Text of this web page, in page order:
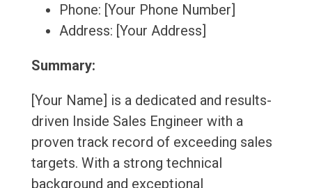
Phone: [Your Phone Number]
Address: [Your Address]
Summary:
[Your Name] is a dedicated and results-
driven Inside Sales Engineer with a
proven track record of exceeding sales
targets. With a strong technical
background and exceptional